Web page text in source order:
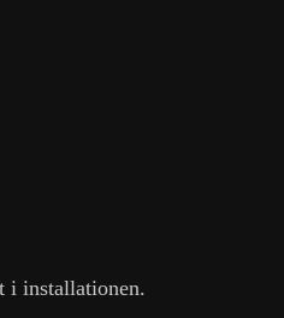
i installationen.